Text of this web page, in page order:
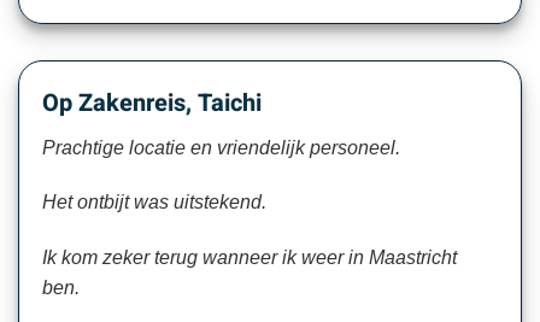
Op Zakenreis, Taichi
Prachtige locatie en vriendelijk personeel.
Het ontbijt was uitstekend.
Ik kom zeker terug wanneer ik weer in Maastricht
ben.